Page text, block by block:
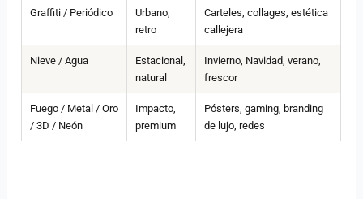
Graffiti / Periódico
Urbano,
retro
Carteles, collages, estética
callejera
Nieve / Agua
Estacional,
natural
Invierno, Navidad, verano,
frescor
Fuego / Metal / Oro
/ 3D / Neón
Impacto,
premium
Pósters, gaming, branding
de lujo, redes